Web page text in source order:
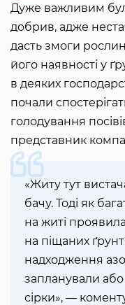
Дуже важливим
добрив, адже
дасть змоги
його наявності у
в деяких
почали
голодування
представник
«Житу тут
бачу. Тоді як
на житі
на піщаних
надходження
запланували
сірки», ―